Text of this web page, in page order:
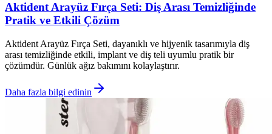
Aktident Arayüz Fırça Seti: Diş Arası Temizliğinde
Pratik ve Etkili Çözüm
Aktident Arayüz Fırça Seti, dayanıklı ve hijyenik tasarımıyla diş
arası temizliğinde etkili, implant ve diş teli uyumlu pratik bir
çözümdür. Günlük ağız bakımını kolaylaştırır.
Daha fazla bilgi edinin